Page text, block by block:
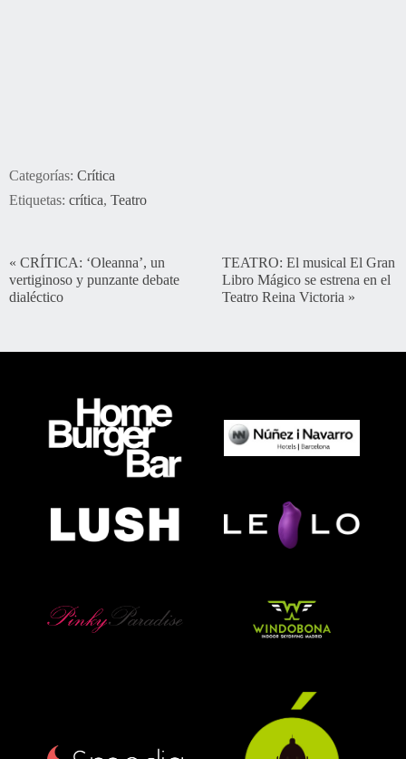
Categorías: Crítica
Etiquetas: crítica, Teatro
« CRÍTICA: ‘Oleanna’, un
vertiginoso y punzante debate
dialéctico
TEATRO: El musical El Gran
Libro Mágico se estrena en el
Teatro Reina Victoria »